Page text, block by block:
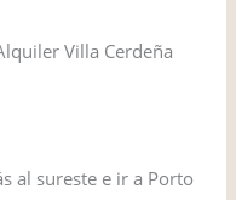
al sureste e ir a Porto